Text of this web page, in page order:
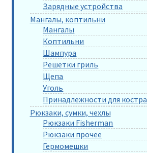
Зарядные устройства
Мангалы, коптильни
Мангалы
Коптильни
Шампура
Решетки гриль
Щепа
Уголь
Принадлежности для костра
Рюкзаки, сумки, чехлы
Рюкзаки Fisherman
Рюкзаки прочее
Гермомешки